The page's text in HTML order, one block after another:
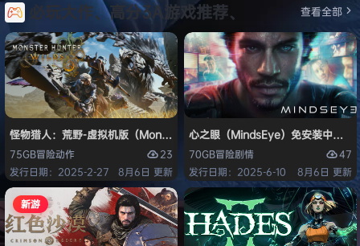
必玩大作、高分3A游戏推荐、 查看全部
怪物猎人：荒野-虚拟机版（Monster Hunter Wilds HYPERVISOR）免安
75GB冒险动作
23
发行日期：2025-2-27
8月6日 更新
心之眼（MindsEye）免安装中文版
70GB冒险剧情
47
发行日期：2025-6-10
8月6日 更新
新游